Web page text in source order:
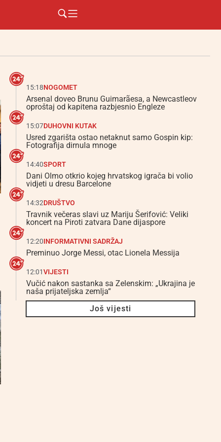
15:18NOGOMET
Arsenal doveo Brunu Guimarãesa, a Newcastleov
oproštaj od kapitena razbjesnio Engleze
15:07DUHOVNI KUTAK
Usred zgarišta ostao netaknut samo Gospin kip:
Fotografija dirnula mnoge
14:40SPORT
Dani Olmo otkrio kojeg hrvatskog igrača bi volio
vidjeti u dresu Barcelone
14:32DRUŠTVO
Travnik večeras slavi uz Mariju Šerifović: Veliki
koncert na Piroti zatvara Dane dijaspore
12:20INFORMATIVNI SADRŽAJ
Preminuo Jorge Messi, otac Lionela Messija
12:01VIJESTI
Vučić nakon sastanka sa Zelenskim: „Ukrajina je
naša prijateljska zemlja“
Još vijesti